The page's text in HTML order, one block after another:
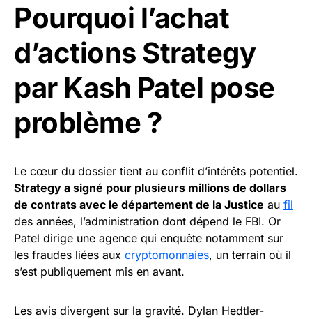
Pourquoi l’achat
d’actions Strategy
par Kash Patel pose
problème ?
Le cœur du dossier tient au conflit d’intérêts potentiel.
Strategy a signé pour plusieurs millions de dollars
de contrats avec le département de la Justice au fil
des années, l’administration dont dépend le FBI. Or
Patel dirige une agence qui enquête notamment sur
les fraudes liées aux cryptomonnaies, un terrain où il
s’est publiquement mis en avant.
Les avis divergent sur la gravité. Dylan Hedtler-